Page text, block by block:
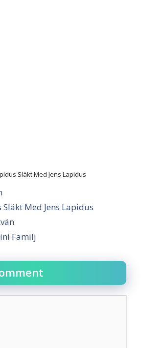
Släkt Med Jens Lapidus
Med Jens Lapidus
Familj